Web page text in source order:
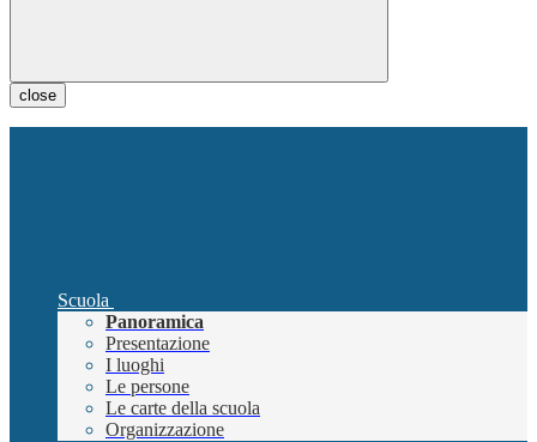
close
Scuola
Panoramica
Presentazione
I luoghi
Le persone
Le carte della scuola
Organizzazione